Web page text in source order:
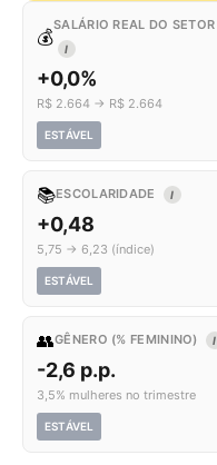
💰
SALÁRIO REAL DO SETOR
I
+0,0%
R$ 2.664 → R$ 2.664
ESTÁVEL
📚ESCOLARIDADE I
+0,48
5,75 → 6,23 (índice)
ESTÁVEL
👥GÊNERO (% FEMININO) I
-2,6 p.p.
3,5% mulheres no trimestre
ESTÁVEL